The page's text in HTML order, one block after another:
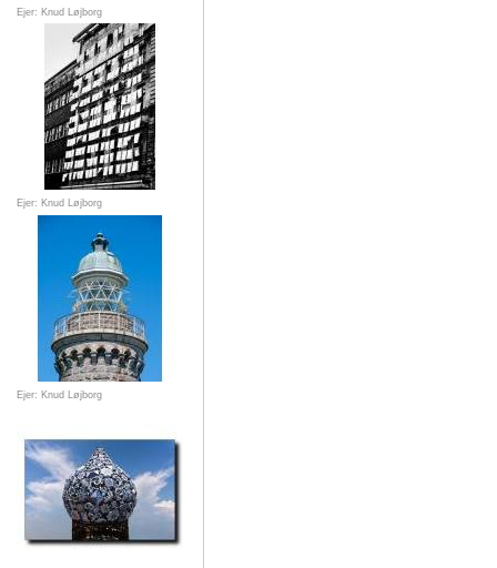
Ejer: Knud Løjborg
Ejer: Knud Løjborg
Ejer: Knud Løjborg